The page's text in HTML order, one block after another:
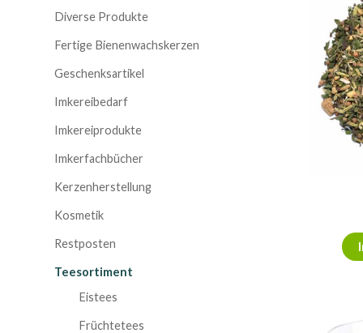
Diverse Produkte
Fertige Bienenwachskerzen
Geschenksartikel
Imkereibedarf
Imkereiprodukte
Imkerfachbücher
Kerzenherstellung
Kosmetik
Restposten
Teesortiment
Eistees
Früchtetees